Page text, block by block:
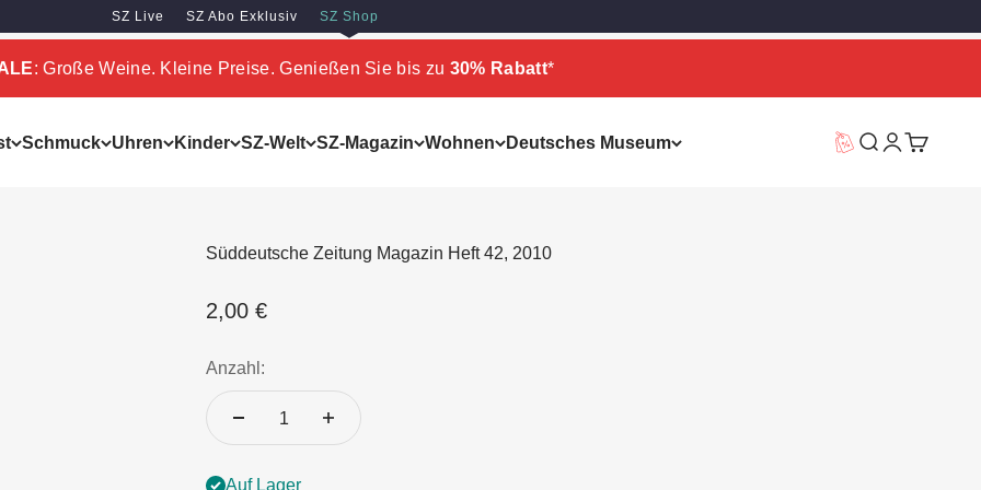
SZ Live SZ Abo Exklusiv SZ Shop
: Große Weine. Kleine Preise. Genießen Sie bis zu 30% Rabatt*
Schmuck Uhren Kinder SZ-Welt SZ-Magazin Wohnen Deutsches Museum Vorteilswelt
Suche
Süddeutsche Zeitung Magazin Heft 42, 2010
Angebot
2,00 €
Anzahl:
Auf Lager